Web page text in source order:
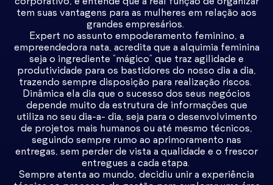
tem suas vantagens para as mulheres em relação aos
grandes empresários.
Expert no assunto empoderamento feminino, a
empreendedora nata, acredita que a alquimia feminina
seja o ingrediente “mágico” que traz agilidade e
produtividade para os bastidores do nosso dia a dia,
trazendo sempre disposição para realização riscos.
Dinâmica ela dia que o sucesso dos seus negócios
depende muito da estrutura de informações que
utiliza no seu dia-a- dia, seja para o desenvolvimento
de projetos mais humanos ou até mesmo técnicos,
seguindo sempre rumo ao aprimoramento nas
entregas, sem perder de vista a qualidade e o frescor
entregues a cada etapa.
Sempre atenta ao mundo, decidiu unir a experiência